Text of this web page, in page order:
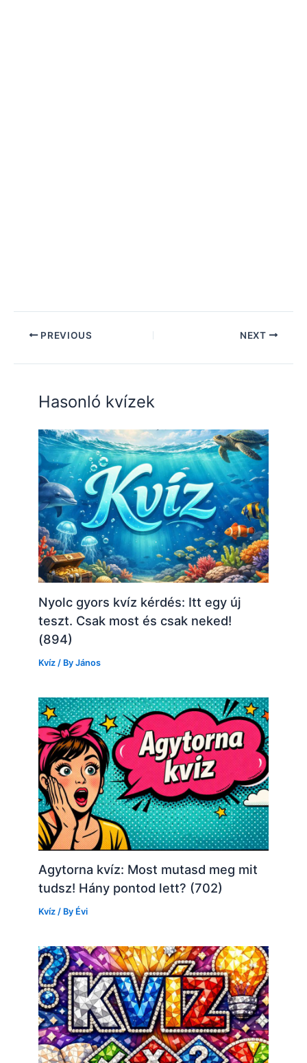
PREVIOUS NEXT
Hasonló kvízek
Nyolc gyors kvíz kérdés: Itt egy új
teszt. Csak most és csak neked!
(894)
Kvíz / ByJános
Agytorna kvíz: Most mutasd meg mit
tudsz! Hány pontod lett? (702)
Kvíz / By Évi